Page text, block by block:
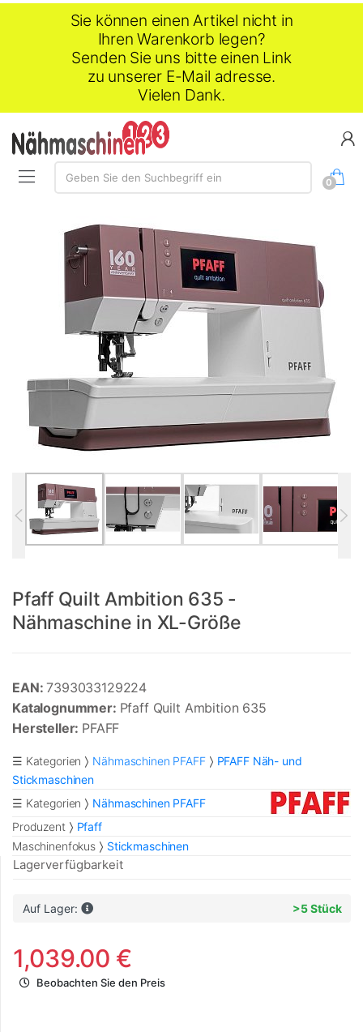
Sie können einen Artikel nicht in
Ihren Warenkorb legen?
Senden Sie uns bitte einen Link
zu unserer E-Mail adresse.
Vielen Dank.
Suche:
Geben Sie den Suchbegriff ein
0
Pfaff Quilt Ambition 635 -
Nähmaschine in XL-Größe
EAN: 7393033129224
Katalognummer: Pfaff Quilt Ambition 635
Hersteller: PFAFF
☰ Kategorien Nähmaschinen PFAFF
PFAFF Näh- und
Stickmaschinen
☰ Kategorien
Nähmaschinen PFAFF
Produzent
Pfaff
Maschinenfokus
Stickmaschinen
Lagerverfügbarkeit
Auf Lager: >5 Stück
1,039.00 €
Beobachten Sie den Preis